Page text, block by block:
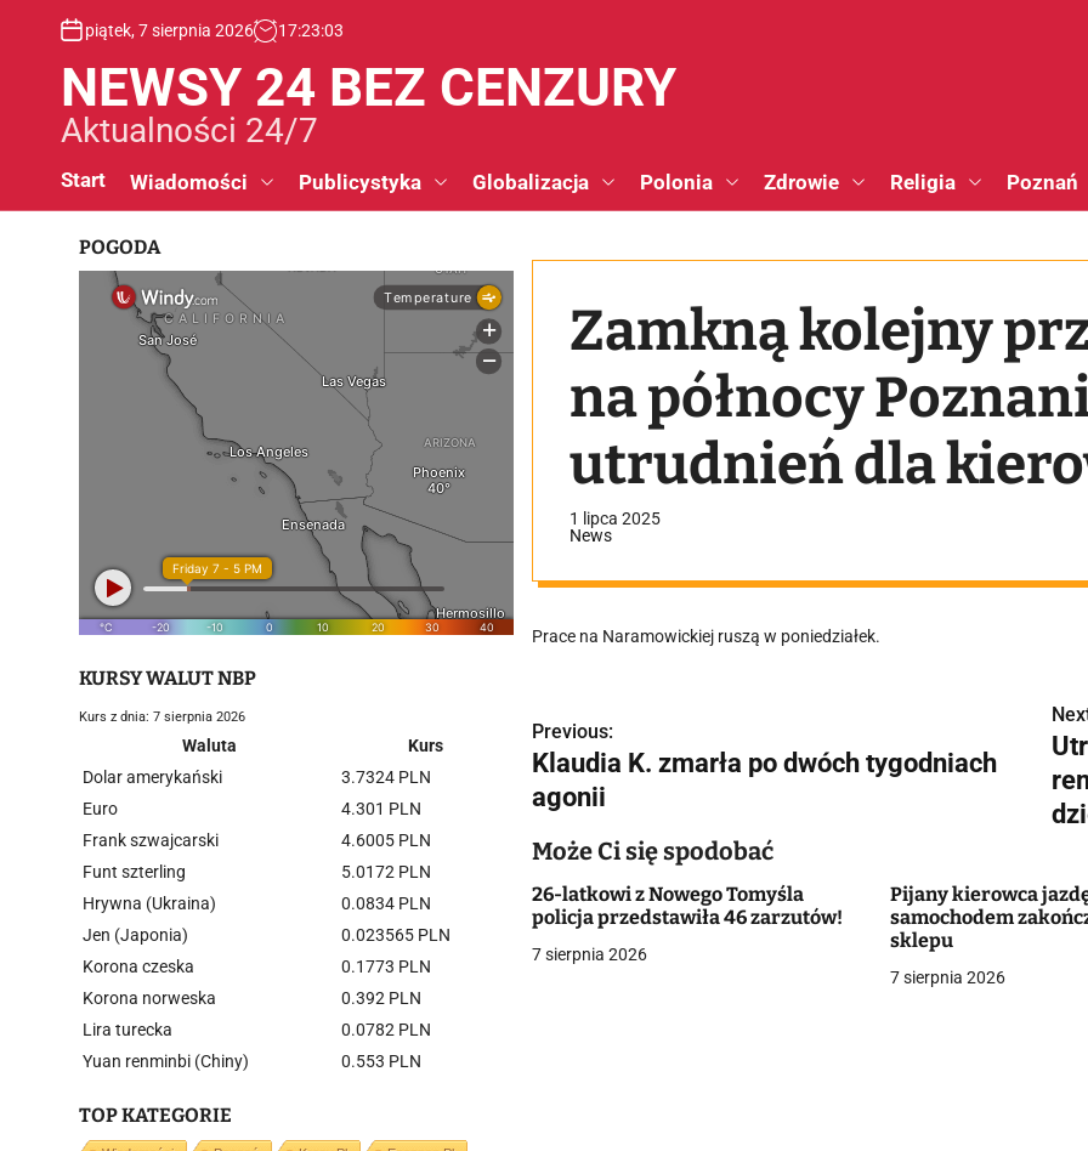
piątek, 7 sierpnia 2026 17:23:03
NEWSY 24 BEZ CENZURY
Aktualności 24/7
Start Wiadomości Publicystyka Globalizacja Polonia Zdrowie Religia Poznań
Zamkną kolejny
na północy
utrudnień dla
1 lipca 2025
News
Prace na Naramowickiej ruszą w poniedziałek.
N
a
w
i
g
a
Previous:
Klaudia K. zmarła po dwóch tygodniach
agonii
Może Ci się spodobać
26-latkowi z Nowego Tomyśla
policja przedstawiła 46 zarzutów!
7 sierpnia 2026
Pijany kierowca
samochodem
sklepu
7 sierpnia 2026
POGODA
KURSY WALUT NBP
Kurs z dnia: 7 sierpnia 2026
Waluta
Kurs
Dolar amerykański
3.7324 PLN
Euro
4.301 PLN
Frank szwajcarski
4.6005 PLN
Funt szterling
5.0172 PLN
Hrywna (Ukraina)
0.0834 PLN
Jen (Japonia)
0.023565 PLN
Korona czeska
0.1773 PLN
Korona norweska
0.392 PLN
Lira turecka
0.0782 PLN
Yuan renminbi (Chiny)
0.553 PLN
TOP KATEGORIE